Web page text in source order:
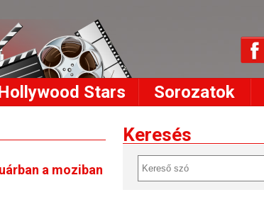
Stars Sorozatok
a moziban
Keresés